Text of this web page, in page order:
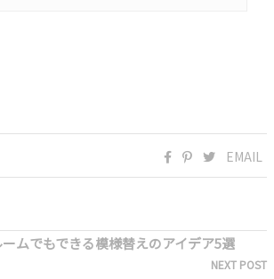
EMAIL
ムでもできる模様替えのアイデア5選
NEXT POST